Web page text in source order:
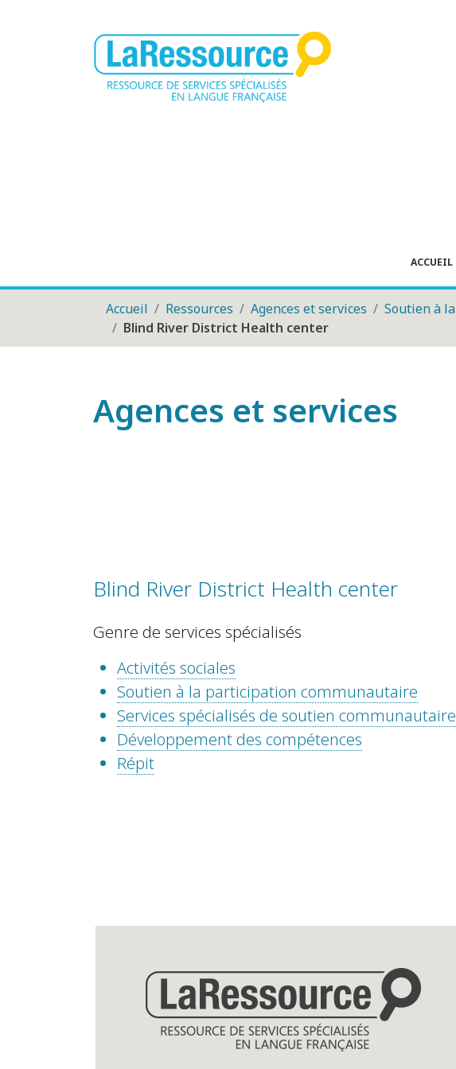
ACCUEIL
Accueil Ressources Agences et services Soutien à
Blind River District Health center
Agences et services
Blind River District Health center
Genre de services spécialisés
Activités sociales
Soutien à la participation communautaire
Services spécialisés de soutien communautaire
Développement des compétences
Répit